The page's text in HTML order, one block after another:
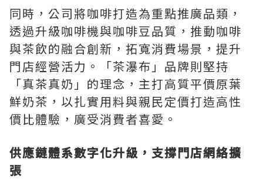
同時，公司將咖啡打造為重點推廣品類，
透過升級咖啡機與咖啡豆品質，推動咖啡
與茶飲的融合創新，拓寬消費場景，提升
門店經營活力。「茶瀑布」品牌則堅持
「真茶真奶」的理念，主打高質平價原葉
鮮奶茶，以扎實用料與親民定價打造高性
價比體驗，廣受消費者喜愛。
供應鏈體系數字化升級，支撐門店網絡擴
張